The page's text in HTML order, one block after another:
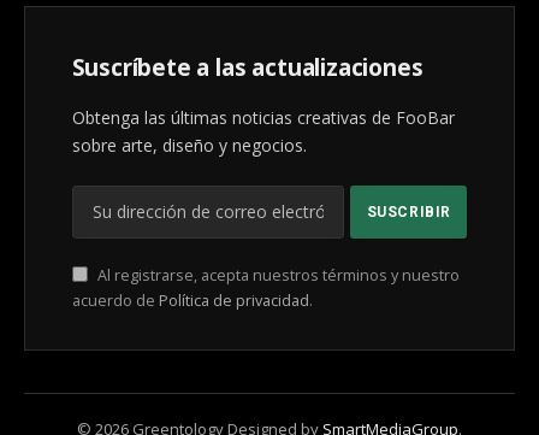
Suscríbete a las actualizaciones
Obtenga las últimas noticias creativas de FooBar
sobre arte, diseño y negocios.
Al registrarse, acepta nuestros términos y nuestro
acuerdo de Política de privacidad.
© 2026 Greentology Designed by SmartMediaGroup.